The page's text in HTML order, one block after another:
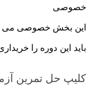
خصوصی
این بخش خصوصی می
باید این دوره را
کلیپ حل تمرین آزمون